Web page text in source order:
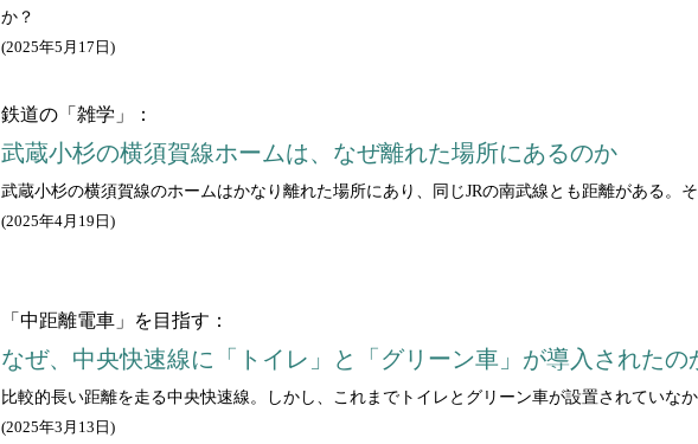
か？
(2025年5月17日 )
鉄道の「雑学」：
武蔵小杉の横須賀線ホームは、なぜ離れた場所にあるのか
武蔵小杉の横須賀線のホームはかなり離れた場所にあり、同じJRの南武線とも距離がある。
(2025年4月19日 )
「中距離電車」を目指す：
なぜ、中央快速線に「トイレ」と「グリーン車」が導入されたの
比較的長い距離を走る中央快速線。しかし、これまでトイレとグリーン車が設置されていな
(2025年3月13日 )